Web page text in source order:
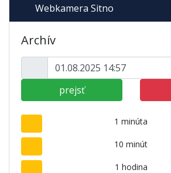
Webkamera Sitno
Archív
prejsť
1 minúta
10 minút
1 hodina